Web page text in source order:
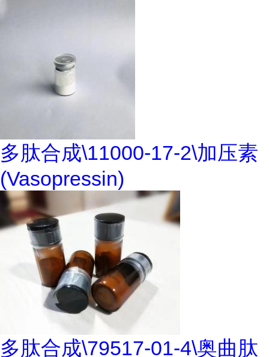
多肽合成\11000-17-2\加压素
(Vasopressin)
多肽合成\79517-01-4\奥曲肽